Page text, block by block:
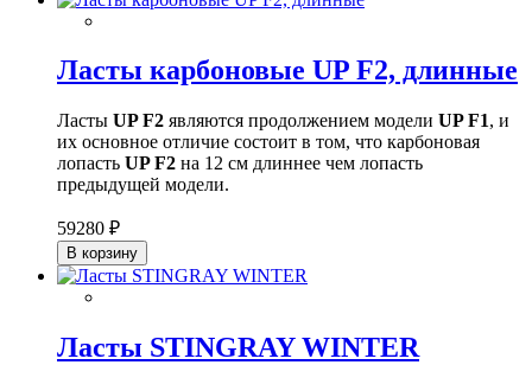
Ласты карбоновые UP F2, длинные
Ласты UP F2 являются продолжением модели UP F1, и
их основное отличие состоит в том, что карбоновая
лопасть UP F2 на 12 см длиннее чем лопасть
предыдущей модели.
59280 ₽
В корзину
Ласты STINGRAY WINTER